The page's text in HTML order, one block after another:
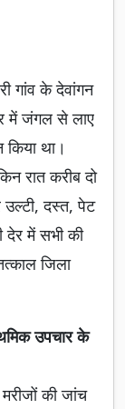
गांव के देवांगन
में जंगल से लाए
था।
रात करीब दो
दस्त, पेट
देर में सभी की
जिला
उपचार के
की जांच